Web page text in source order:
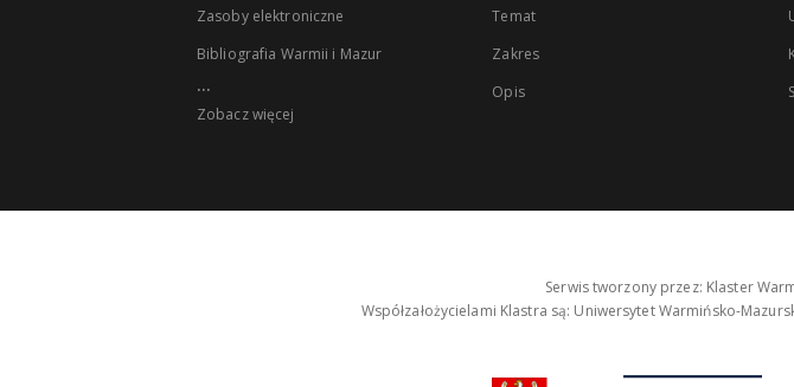
Zasoby elektroniczne
Bibliografia Warmii i Mazur
...
Zobacz więcej
Temat
Zakres
Opis
Serwis tworzony przez: Klaster
Współzałożycielami Klastra są: Uniwersytet Warmińsko-